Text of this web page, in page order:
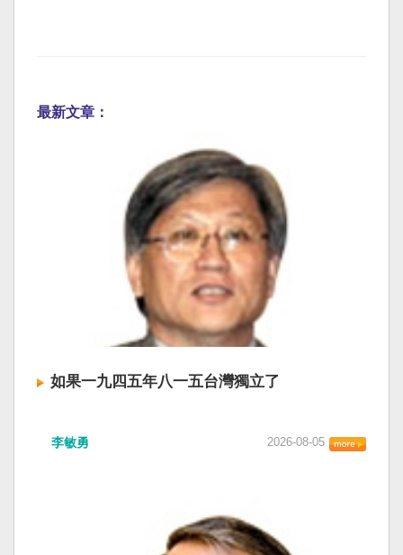
最新文章：
如果一九四五年八一五台灣獨立了
李敏勇 2026-08-05